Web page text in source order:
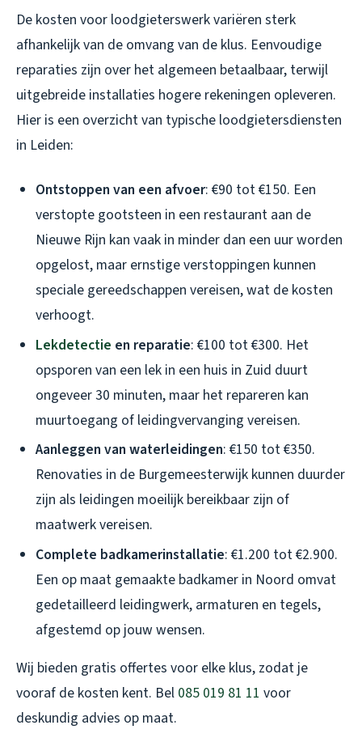
De kosten voor loodgieterswerk variëren sterk
afhankelijk van de omvang van de klus. Eenvoudige
reparaties zijn over het algemeen betaalbaar, terwijl
uitgebreide installaties hogere rekeningen opleveren.
Hier is een overzicht van typische loodgietersdiensten
in Leiden:
Ontstoppen van een afvoer: €90 tot €150. Een
verstopte gootsteen in een restaurant aan de
Nieuwe Rijn kan vaak in minder dan een uur worden
opgelost, maar ernstige verstoppingen kunnen
speciale gereedschappen vereisen, wat de kosten
verhoogt.
Lekdetectie en reparatie: €100 tot €300. Het
opsporen van een lek in een huis in Zuid duurt
ongeveer 30 minuten, maar het repareren kan
muurtoegang of leidingvervanging vereisen.
Aanleggen van waterleidingen: €150 tot €350.
Renovaties in de Burgemeesterwijk kunnen duurder
zijn als leidingen moeilijk bereikbaar zijn of
maatwerk vereisen.
Complete badkamerinstallatie: €1.200 tot €2.900.
Een op maat gemaakte badkamer in Noord omvat
gedetailleerd leidingwerk, armaturen en tegels,
afgestemd op jouw wensen.
Wij bieden gratis offertes voor elke klus, zodat je
vooraf de kosten kent. Bel 085 019 81 11 voor
deskundig advies op maat.